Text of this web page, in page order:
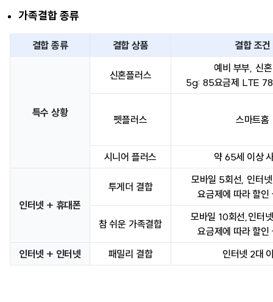
가족결합 종류
결합 종류 결합 상품 결합 조건
특수 상황
신혼플러스
예비 부부, 신
5g: 85요금제 LTE 78
펫플러스 스마트홈
시니어 플러스 약 65세 이상
인터넷 + 휴대폰
투게더 결합
모바일 5회선, 인터
요금제에 따라 할인
참 쉬운 가족결합
모바일 10회선,인터
요금제에 따라 할인
인터넷 + 인터넷
패밀리 결합 인터넷 2대